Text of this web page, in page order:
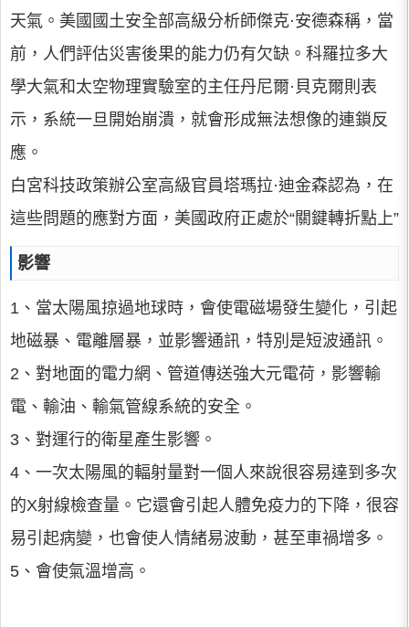
天氣。美國國土安全部高級分析師傑克·安德森稱，當
前，人們評估災害後果的能力仍有欠缺。科羅拉多大
學大氣和太空物理實驗室的主任丹尼爾·貝克爾則表
示，系統一旦開始崩潰，就會形成無法想像的連鎖反
應。
白宮科技政策辦公室高級官員塔瑪拉·迪金森認為，在
這些問題的應對方面，美國政府正處於“關鍵轉折點上”
影響
1、當太陽風掠過地球時，會使電磁場發生變化，引起
地磁暴、電離層暴，並影響通訊，特別是短波通訊。
2、對地面的電力網、管道傳送強大元電荷，影響輸
電、輸油、輸氣管線系統的安全。
3、對運行的衛星產生影響。
4、一次太陽風的輻射量對一個人來說很容易達到多次
的X射線檢查量。它還會引起人體免疫力的下降，很容
易引起病變，也會使人情緒易波動，甚至車禍增多。
5、會使氣溫增高。